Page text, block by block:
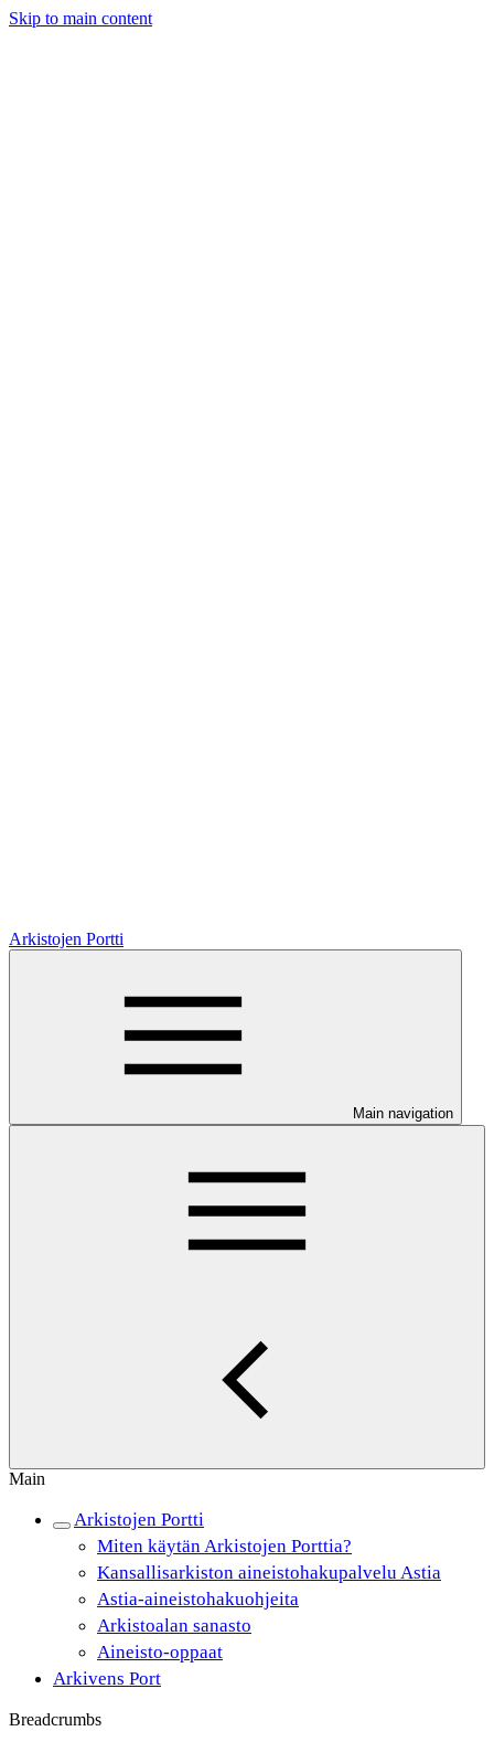
Skip to main content
Arkistojen Portti
Main navigation
Main
Arkistojen Portti
Miten käytän Arkistojen Porttia?
Kansallisarkiston aineistohakupalvelu Astia
Astia-aineistohakuohjeita
Arkistoalan sanasto
Aineisto-oppaat
Arkivens Port
Breadcrumbs